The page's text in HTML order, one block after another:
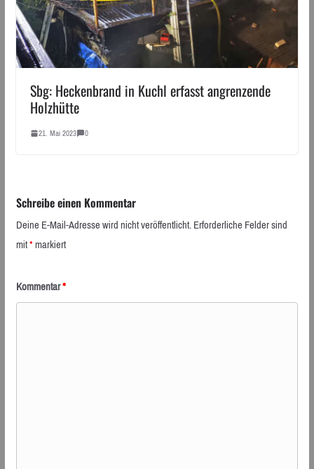
Sbg: Heckenbrand in Kuchl erfasst angrenzende
Holzhütte
21. Mai 2023 0
Schreibe einen Kommentar
Deine E-Mail-Adresse wird nicht veröffentlicht.Erforderliche Felder sind
mit*markiert
Kommentar*